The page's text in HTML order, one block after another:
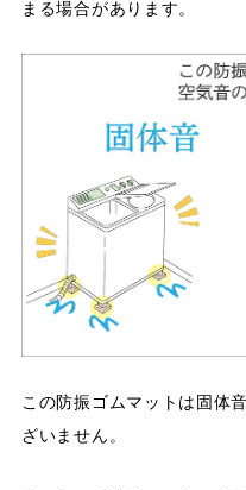
まる場合があります。
この防振ゴムマットは固体
ざいません。